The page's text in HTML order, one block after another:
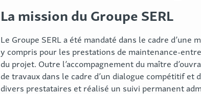
La mission du Groupe SERL
Le Groupe SERL a été mandaté dans le cadre d’une
y compris pour les prestations de maintenance-
du projet. Outre l’accompagnement du maître
de travaux dans le cadre d’un dialogue compétitif et
divers prestataires et réalisé un suivi permanent